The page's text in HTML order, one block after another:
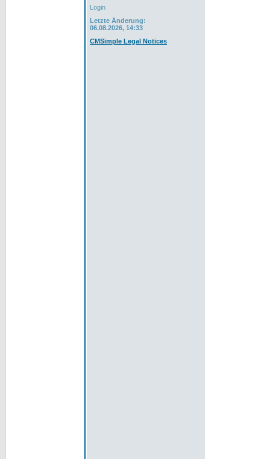
Login
Letzte Änderung:
06.08.2026, 14:33
CMSimple Legal Notices